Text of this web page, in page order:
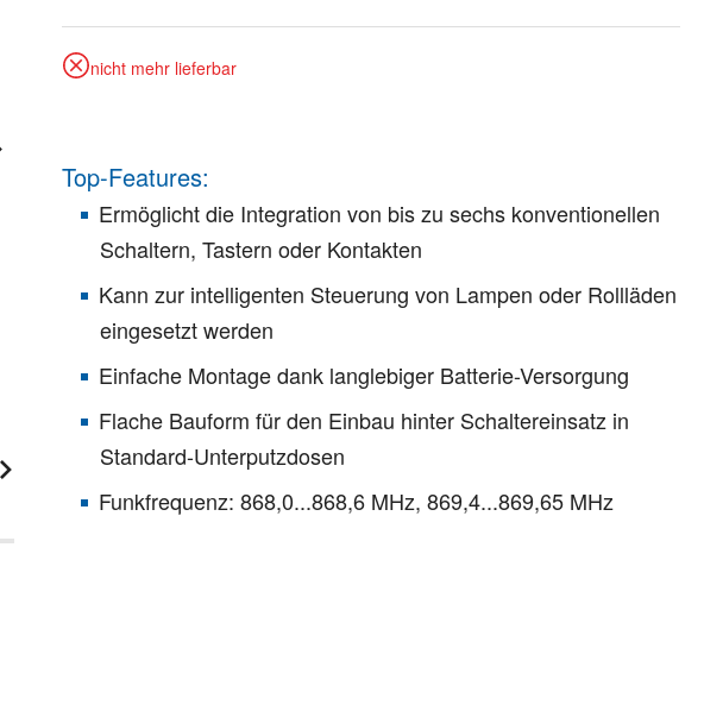
nicht mehr lieferbar
Top-Features:
Ermöglicht die Integration von bis zu sechs konventionellen
Schaltern, Tastern oder Kontakten
Kann zur intelligenten Steuerung von Lampen oder Rollläden
eingesetzt werden
Einfache Montage dank langlebiger Batterie-Versorgung
Flache Bauform für den Einbau hinter Schaltereinsatz in
Standard-Unterputzdosen
Funkfrequenz: 868,0...868,6 MHz, 869,4...869,65 MHz